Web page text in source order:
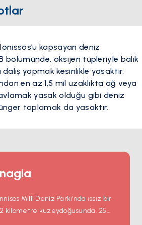
kapsayan deniz
bölümünde, oksijen tüpleriyle balık
yapmak kesinlikle yasaktır.
en az 1,5 mil uzaklıkta ağ veya
avlamak yasak olduğu gibi deniz
toplamak da yasaktır.
Milli Deniz Parkı'nda ıssız bir
kilometre kuzeydoğusunda. 25